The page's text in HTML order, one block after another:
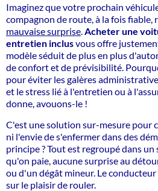
Imaginez que votre prochain
compagnon de route, à la fois fiable,
mauvaise surprise Acheter une
entretien inclusvous offre
modèle séduit de plus en plus
de confort et de prévisibilité.
pour éviter les galères
et le stress lié à l'entretien ou à
donne, avouons-le !
C'est une solution sur-mesure pour
ni l'envie de s'enfermer dans des
principe ? Tout est regroupé dans
qu'on paie, aucune surprise au
ou d'un dégât mineur. Le
sur le plaisir de rouler.